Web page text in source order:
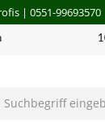
| 0551-99693570